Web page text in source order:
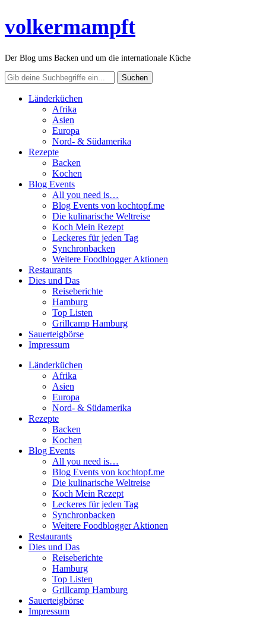
volkermampft
Der Blog ums Backen und um die internationale Küche
Länderküchen
Afrika
Asien
Europa
Nord- & Südamerika
Rezepte
Backen
Kochen
Blog Events
All you need is…
Blog Events von kochtopf.me
Die kulinarische Weltreise
Koch Mein Rezept
Leckeres für jeden Tag
Synchronbacken
Weitere Foodblogger Aktionen
Restaurants
Dies und Das
Reiseberichte
Hamburg
Top Listen
Grillcamp Hamburg
Sauerteigbörse
Impressum
Länderküchen
Afrika
Asien
Europa
Nord- & Südamerika
Rezepte
Backen
Kochen
Blog Events
All you need is…
Blog Events von kochtopf.me
Die kulinarische Weltreise
Koch Mein Rezept
Leckeres für jeden Tag
Synchronbacken
Weitere Foodblogger Aktionen
Restaurants
Dies und Das
Reiseberichte
Hamburg
Top Listen
Grillcamp Hamburg
Sauerteigbörse
Impressum